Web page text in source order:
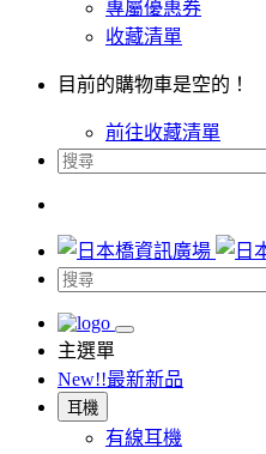
專屬優惠券
收藏清單
目前的購物車是空的！
前往收藏清單
主選單
New!!最新新品
耳機
有線耳機